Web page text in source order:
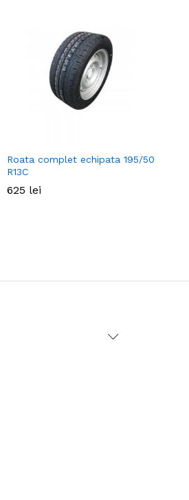
Roata complet echipata 195/50
R13C
625 lei
625 lei